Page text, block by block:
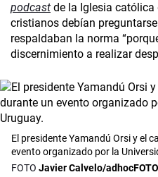
podcast de la Iglesia
cristianos debían
respaldaban la norma
discernimiento a realizar
El presidente Yamandú Orsi y el
evento organizado por la
Javier Calvelo/